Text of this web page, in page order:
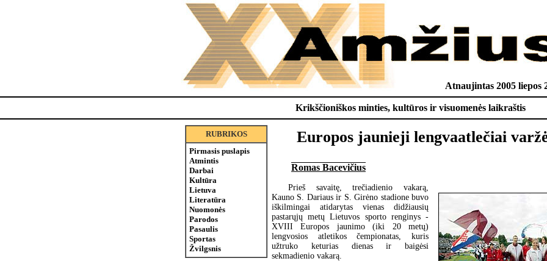
Atnaujintas 2005 liepos
Krikščioniškos minties, kultūros ir visuomenės laikraštis
RUBRIKOS
Pirmasis puslapis
Atmintis
Darbai
Kultūra
Lietuva
Literatūra
Nuomonės
Parodos
Pasaulis
Sportas
Žvilgsnis
Europos jaunieji lengvaatlečiai
Romas Bacevičius
Prieš savaitę, trečiadienio vakarą,
Kauno S. Dariaus ir S. Girėno stadione buvo
iškilmingai atidarytas vienas didžiausių
pastarųjų metų Lietuvos sporto renginys -
XVIII Europos jaunimo (iki 20 metų)
lengvosios atletikos čempionatas, kuris
užtruko keturias dienas ir baigėsi
sekmadienio vakarą.